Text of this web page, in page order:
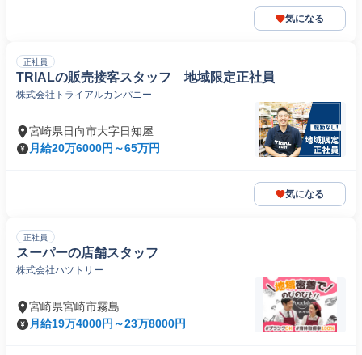
気になる
正社員
TRIALの販売接客スタッフ 地域限定正社員
株式会社トライアルカンパニー
宮崎県日向市大字日知屋
月給20万6000円～65万円
気になる
正社員
スーパーの店舗スタッフ
株式会社ハツトリー
宮崎県宮崎市霧島
月給19万4000円～23万8000円